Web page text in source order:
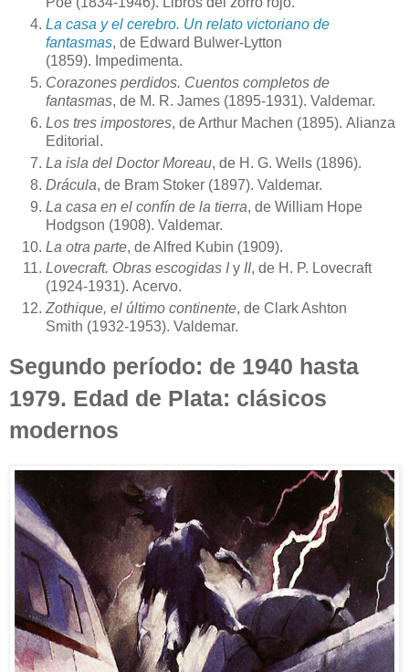
La casa y el cerebro. Un relato victoriano de
fantasmas, de Edward Bulwer-Lytton
(1859). Impedimenta.
Corazones perdidos. Cuentos completos de
fantasmas, de M. R. James (1895-1931). Valdemar.
Los tres impostores, de Arthur Machen (1895). Alianza
Editorial.
La isla del Doctor Moreau, de H. G. Wells (1896).
Drácula, de Bram Stoker (1897). Valdemar.
La casa en el confín de la tierra, de William Hope
Hodgson (1908). Valdemar.
La otra parte, de Alfred Kubin (1909).
Lovecraft. Obras escogidas I y II, de H. P. Lovecraft
(1924-1931). Acervo.
Zothique, el último continente, de Clark Ashton
Smith (1932-1953). Valdemar.
Segundo período: de 1940 hasta
1979. Edad de Plata: clásicos
modernos